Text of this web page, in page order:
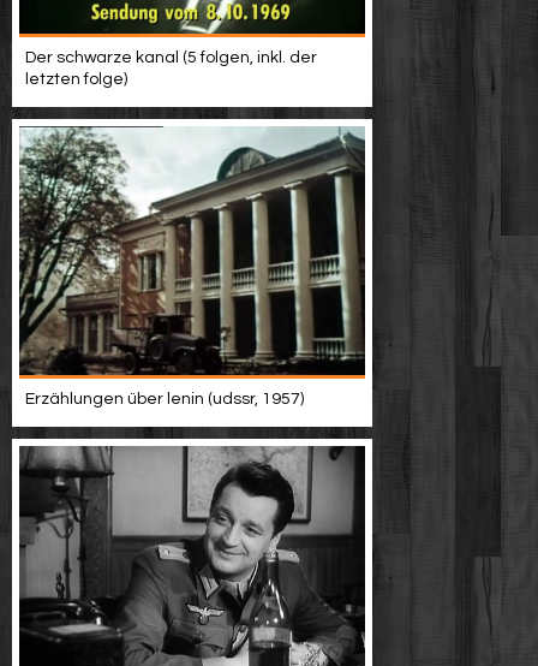
Der schwarze kanal (5 folgen, inkl. der
letzten folge)
Erzählungen über lenin (udssr, 1957)